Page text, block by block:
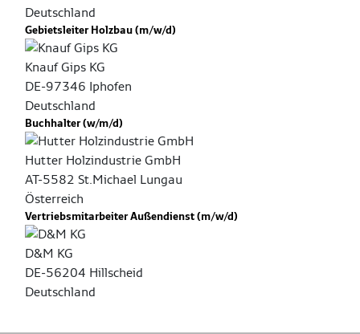
Deutschland
Gebietsleiter Holzbau (m/w/d)
Knauf Gips KG
DE-97346 Iphofen
Deutschland
Buchhalter (w/m/d)
Hutter Holzindustrie GmbH
AT-5582 St.Michael Lungau
Österreich
Vertriebsmitarbeiter Außendienst (m/w/d)
D&M KG
DE-56204 Hillscheid
Deutschland